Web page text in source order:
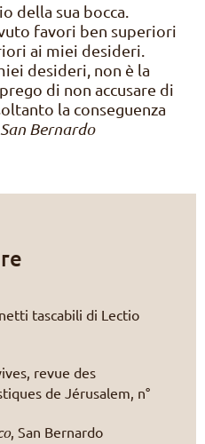
della sua bocca.
favori ben superiori
ai miei desideri.
desideri, non è la
di non accusare di
la conseguenza
San Bernardo
tascabili di Lectio
revue des
de Jérusalem, n°
, San Bernardo